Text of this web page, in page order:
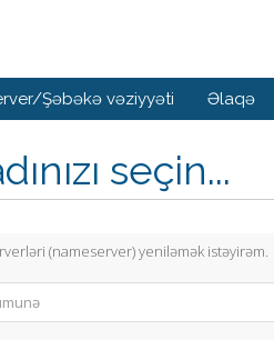
Şəbəkə vəziyyəti Əlaqə
seçin...
(nameserver) yeniləmək istəyirəm.